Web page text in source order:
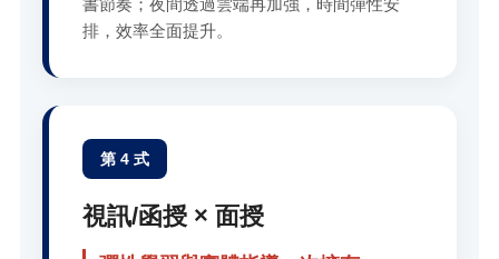
排，效率全面提升。
第 4 式
視訊/函授 × 面授